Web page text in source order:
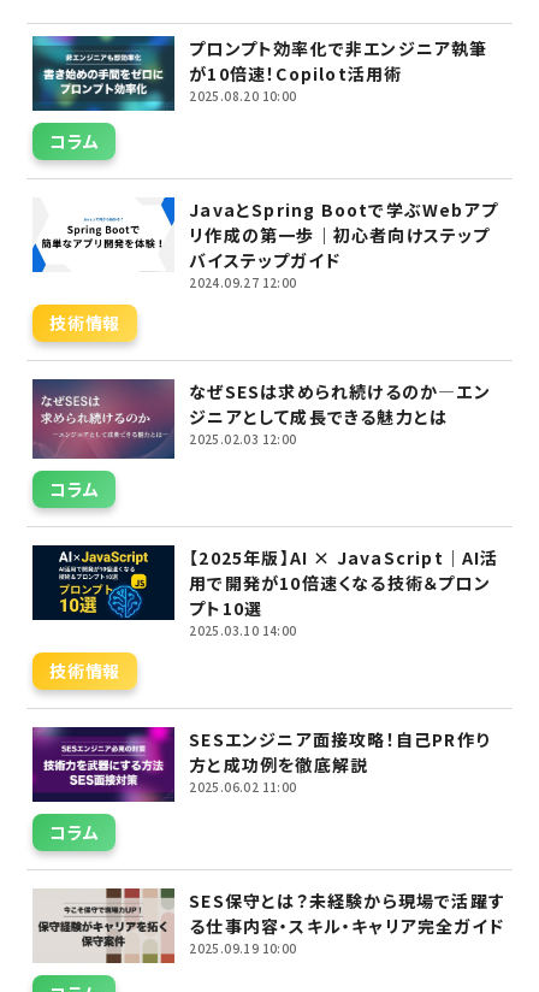
プロンプト効率化で非エンジニア執筆
が10倍速！Copilot活用術
2025.08.20 10:00
コラム
JavaとSpring Bootで学ぶWebアプ
リ作成の第一歩｜初心者向けステップ
バイステップガイド
2024.09.27 12:00
技術情報
なぜSESは求められ続けるのか―エン
ジニアとして成長できる魅力とは
2025.02.03 12:00
コラム
【2025年版】AI × JavaScript｜AI活
用で開発が10倍速くなる技術＆プロン
プト10選
2025.03.10 14:00
技術情報
SESエンジニア面接攻略！自己PR作り
方と成功例を徹底解説
2025.06.02 11:00
コラム
SES保守とは？未経験から現場で活躍す
る仕事内容・スキル・キャリア完全ガイド
2025.09.19 10:00